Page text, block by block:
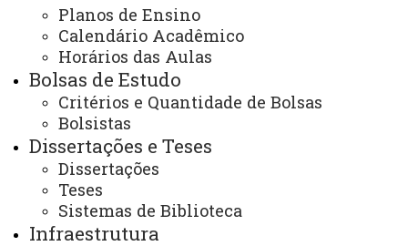
Planos de Ensino
Calendário Acadêmico
Horários das Aulas
Bolsas de Estudo
Critérios e Quantidade de Bolsas
Bolsistas
Dissertações e Teses
Dissertações
Teses
Sistemas de Biblioteca
Infraestrutura
Facebook do Programa
Youtube do Programa
E-mails:
cascavel.ppgecem@unioeste.br
ppgecem.unioeste@gmail.com
Você está aqui:Unioeste
PPGECEM - Pós Graduação em Educação em
Ciências e Educação Matemática
Editais
Bolsas de Estudo
EDITAL 012/2019-PPGECEM/CB - 2ª CHAMADA -